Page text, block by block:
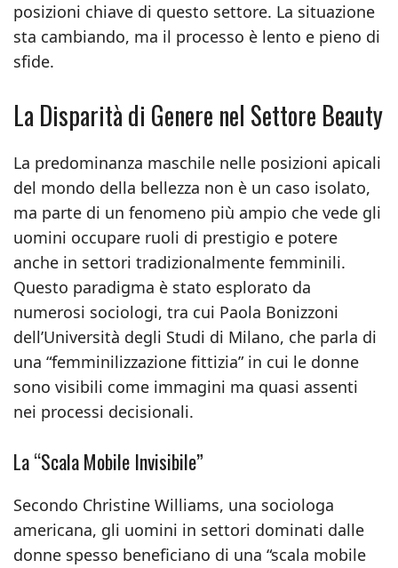
posizioni chiave di questo settore. La situazione
sta cambiando, ma il processo è lento e pieno di
sfide.
La Disparità di Genere nel Settore Beauty
La predominanza maschile nelle posizioni apicali
del mondo della bellezza non è un caso isolato,
ma parte di un fenomeno più ampio che vede gli
uomini occupare ruoli di prestigio e potere
anche in settori tradizionalmente femminili.
Questo paradigma è stato esplorato da
numerosi sociologi, tra cui Paola Bonizzoni
dell’Università degli Studi di Milano, che parla di
una “femminilizzazione fittizia” in cui le donne
sono visibili come immagini ma quasi assenti
nei processi decisionali.
La “Scala Mobile Invisibile”
Secondo Christine Williams, una sociologa
americana, gli uomini in settori dominati dalle
donne spesso beneficiano di una “scala mobile